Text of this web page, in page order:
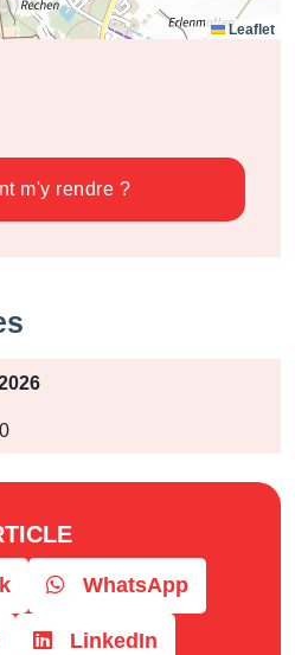
Leaflet
m'y rendre ?
WhatsApp
LinkedIn